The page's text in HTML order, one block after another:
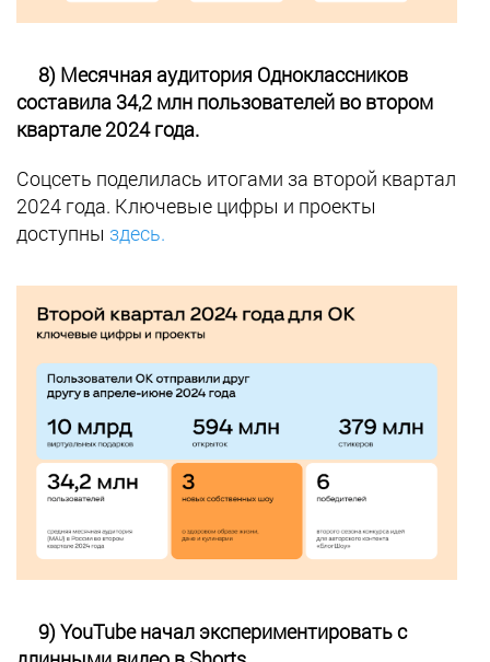
8) Месячная аудитория Одноклассников
составила 34,2 млн пользователей во втором
квартале 2024 года.
Соцсеть поделилась итогами за второй квартал
2024 года. Ключевые цифры и проекты
доступны здесь.
9) YouTube начал экспериментировать с